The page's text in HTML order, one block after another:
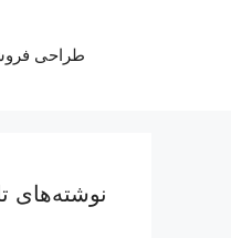
طراحی
نوشته‌های